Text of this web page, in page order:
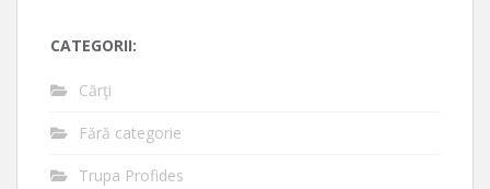
CATEGORII:
Cărţi
Fără categorie
Trupa Profides